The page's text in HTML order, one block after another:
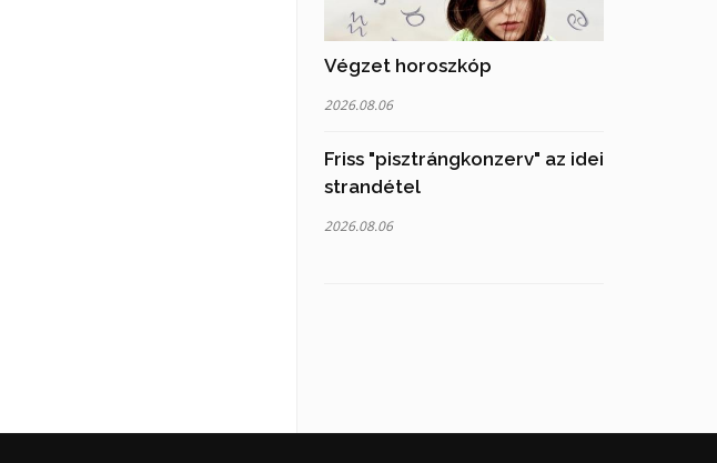
Végzet horoszkóp
2026.08.06
Friss "pisztrángkonzerv" az idei
strandétel
2026.08.06